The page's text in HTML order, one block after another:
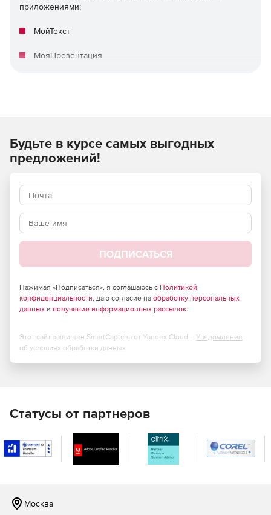
приложениями:
МойТекст
МояПрезентация
Будьте в курсе самых выгодных
предложений!
ПОДПИСАТЬСЯ
Нажимая «Подписаться», я соглашаюсь с Политикой
конфиденциальности, даю согласие на обработку персональных
данных и получение информационных рассылок.
Этот сайт защищен SmartCaptcha от Yandex Cloud - Уведомление
об условиях обработки данных
Статусы от партнеров
Москва